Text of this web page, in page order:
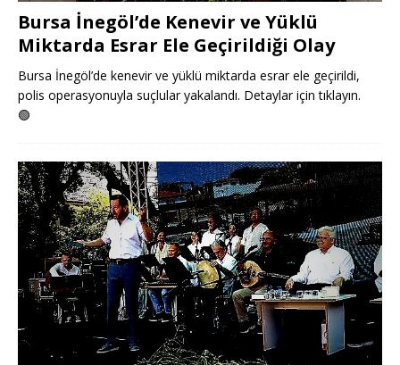
Bursa İnegöl’de Kenevir ve Yüklü
Miktarda Esrar Ele Geçirildiği Olay
Bursa İnegöl’de kenevir ve yüklü miktarda esrar ele geçirildi,
polis operasyonuyla suçlular yakalandı. Detaylar için tıklayın.
🟢